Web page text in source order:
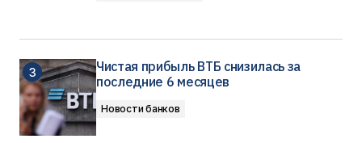
Чистая прибыль ВТБ снизилась за
последние 6 месяцев
Новости банков